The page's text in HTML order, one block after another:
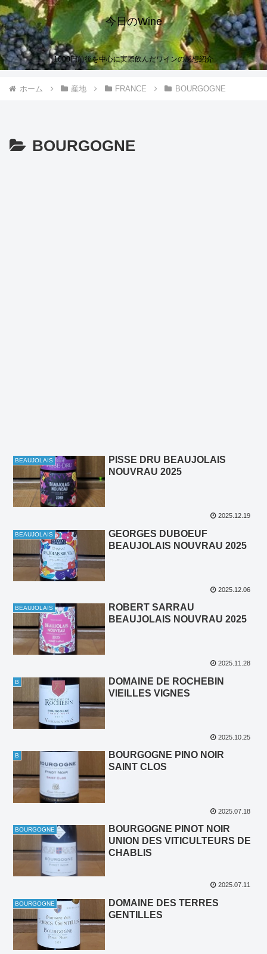
今日のWine
1000円前後を中心に実際飲んだワインの感想紹介
ホーム 産地 FRANCE BOURGOGNE
BOURGOGNE
BEAUJOLAIS
PISSE DRU BEAUJOLAIS
NOUVRAU 2025
2025.12.19
BEAUJOLAIS
GEORGES DUBOEUF
BEAUJOLAIS NOUVRAU 2025
2025.12.06
BEAUJOLAIS
ROBERT SARRAU
BEAUJOLAIS NOUVRAU 2025
2025.11.28
B
DOMAINE DE ROCHEBIN
VIEILLES VIGNES
2025.10.25
B
BOURGOGNE PINO NOIR
SAINT CLOS
2025.07.18
BOURGOGNE
BOURGOGNE PINOT NOIR
UNION DES VITICULTEURS DE
CHABLIS
2025.07.11
BOURGOGNE
DOMAINE DES TERRES
GENTILLES